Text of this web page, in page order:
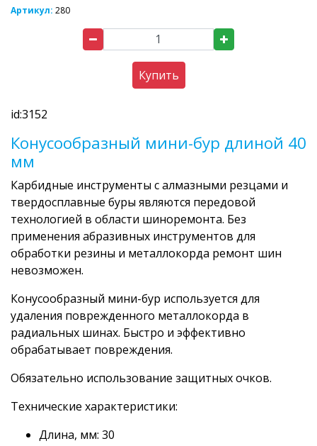
Артикул: 280
Купить
id:3152
Конусообразный мини-бур длиной 40
мм
Карбидные инструменты с алмазными резцами и
твердосплавные буры являются передовой
технологией в области шиноремонта. Без
применения абразивных инструментов для
обработки резины и металлокорда ремонт шин
невозможен.
Конусообразный мини-бур используется для
удаления поврежденного металлокорда в
радиальных шинах. Быстро и эффективно
обрабатывает повреждения.
Обязательно использование защитных очков.
Технические характеристики:
Длина, мм: 30